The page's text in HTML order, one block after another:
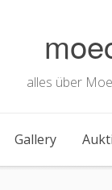
alles über
Gallery